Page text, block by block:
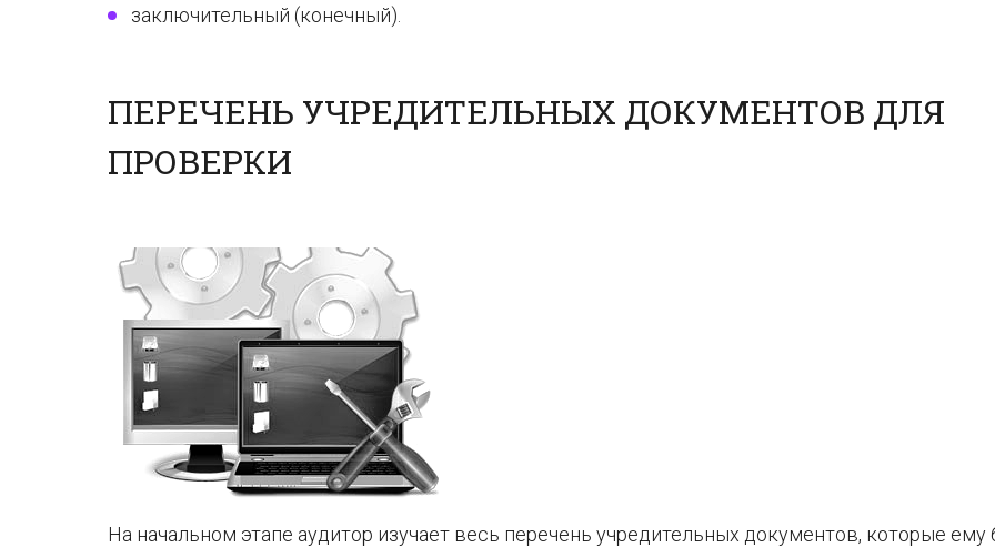
заключительный (конечный).
ПЕРЕЧЕНЬ УЧРЕДИТЕЛЬНЫХ ДОКУМЕНТОВ ДЛЯ
ПРОВЕРКИ
На начальном этапе аудитор изучает весь перечень учредительных документов, которые ему